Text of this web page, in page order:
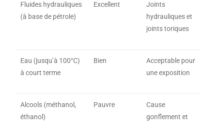
Fluides hydrauliques
(à base de pétrole)
Excellent
Joints
hydrauliques et
joints toriques
Eau (jusqu’à 100°C)
à court terme
Bien
Acceptable pour
une exposition
Alcools (méthanol,
éthanol)
Pauvre
Cause
gonflement et